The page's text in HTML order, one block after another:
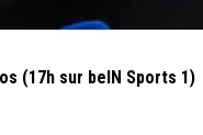
(17h sur beIN Sports 1)